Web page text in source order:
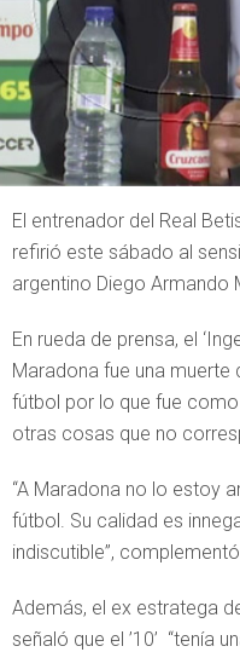
El entrenador del Real
refirió este sábado al
argentino Diego Armando
En rueda de prensa, el
Maradona fue una
fútbol por lo que fue
otras cosas que no
“A Maradona no lo estoy
fútbol. Su calidad es
indiscutible”,
Además, el ex estratega
señaló que el ’10’ “tenía